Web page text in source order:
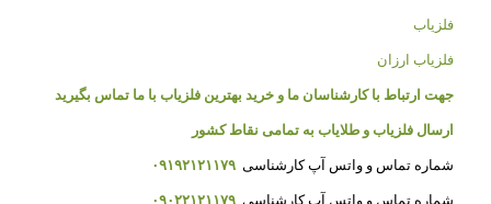
فلزیاب
فلزیاب ارزان
جهت ارتباط با کارشناسان ما و خرید بهترین فلزیاب با ما تماس بگیرید
ارسال فلزیاب و طلایاب به تمامی نقاط کشور
شماره تماس و واتس آپ کارشناسی ۰۹۱۹۲۱۲۱۱۷۹
شماره تماس و واتس آپ کارشناسی ۰۹۰۲۲۱۲۱۱۷۹